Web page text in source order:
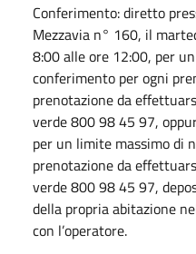
Conferimento: diretto
Mezzavia n° 160, il
8:00 alle ore 12:00, per
conferimento per ogni
prenotazione da
verde 800 98 45 97,
per un limite massimo di
prenotazione da
verde 800 98 45 97,
della propria abitazione
con l’operatore.